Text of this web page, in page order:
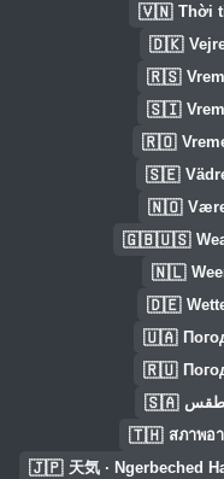
🇻🇳 Thời
🇩🇰
🇷🇸
🇸🇮
🇷🇴
🇸🇪
🇳🇴
🇬🇧🇺🇸
🇳🇱
🇩🇪
🇺🇦
🇷🇺
🇸🇦
🇹🇭 สภาพอ
🇯🇵 天気 · Ngerbeched